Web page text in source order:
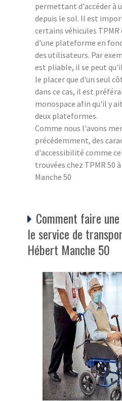
permettant d'accéder à
depuis le sol. Il est
certains véhicules
d'une plateforme en
des utilisateurs. Par
est pliable, il se peut
le placer que d'un seul
dans ce cas, il est
monospace afin qu'il y
deux plateformes.
Comme nous l'avons
précédemment, des
d'accessibilité comme
trouvées chez TPMR 50
Manche 50
Comment faire
le service de
Hébert Manche 50